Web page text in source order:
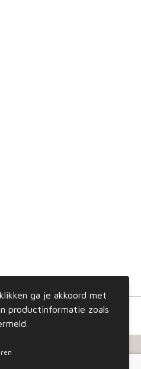
Gizmo 2023
ga je akkoord met
productinformatie zoals